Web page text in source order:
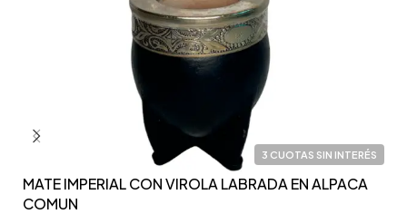
3 CUOTAS SIN INTERÉS
MATE IMPERIAL CON VIROLA LABRADA EN ALPACA
COMUN